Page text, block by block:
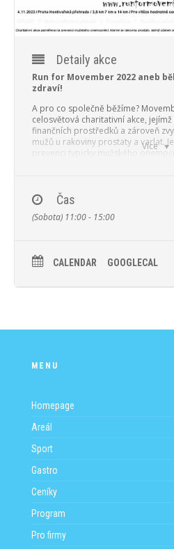
PROGRAM
KONTAKTY
Více
Detaily akce
Run for Movember 2022 aneb
zdraví!
A pro co společně běžíme?
celosvětová charitativní akce,
finančních prostředků a zároveň
mužů u rakoviny prostaty a varlat.
prevenci typicky mužského
rakoviny a také základním
Podrobné informace o akci
Čas
(Sobota) 11:00 - 15:00
CALENDAR GOOGLECAL
MENU
Homepage
Areál
Sport
Gastro
Ceníky
Program
Pro firmy